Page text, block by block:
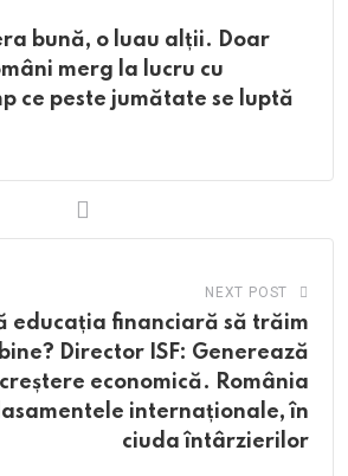
bună, o luau alții. Doar
merg la lucru cu
ce peste jumătate se luptă
NEXT POST
educația financiară să trăim
Director ISF: Generează
economică. România
internaționale, în
ciuda întârzierilor